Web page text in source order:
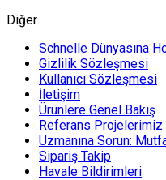
Diğer
Schnelle Dünyasına
Gizlilik Sözleşmesi
Kullanıcı Sözleşmesi
İletişim
Ürünlere Genel Bakış
Referans Projelerimiz
Uzmanına Sorun:
Sipariş Takip
Havale Bildirimleri